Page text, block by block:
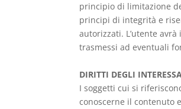
principio di limitazione
principi di integrità e
autorizzati. L’utente
trasmessi ad eventuali
DIRITTI DEGLI
I soggetti cui si
conoscerne il contenuto